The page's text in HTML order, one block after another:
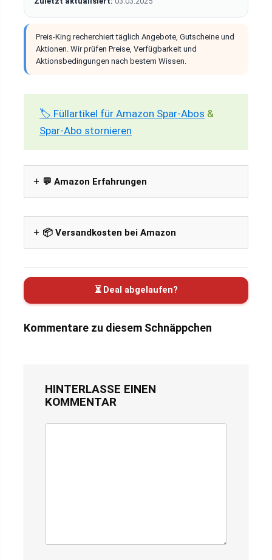
Preis-King recherchiert täglich Angebote, Gutscheine und
Aktionen. Wir prüfen Preise, Verfügbarkeit und
Aktionsbedingungen nach bestem Wissen.
🏷️ Füllartikel für Amazon Spar-Abos &
Spar-Abo stornieren
💬 Amazon Erfahrungen
📦 Versandkosten bei Amazon
⏳ Deal abgelaufen?
Kommentare zu diesem Schnäppchen
HINTERLASSE EINEN
KOMMENTAR